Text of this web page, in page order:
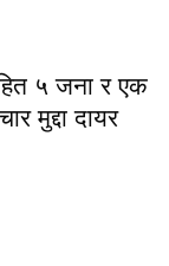
५ जना र एक
मुद्दा दायर